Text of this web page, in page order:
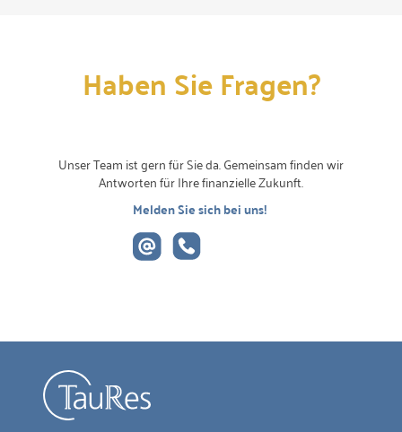
Haben Sie Fragen?
Unser Team ist gern für Sie da. Gemeinsam finden wir
Antworten für Ihre finanzielle Zukunft.
Melden Sie sich bei uns!